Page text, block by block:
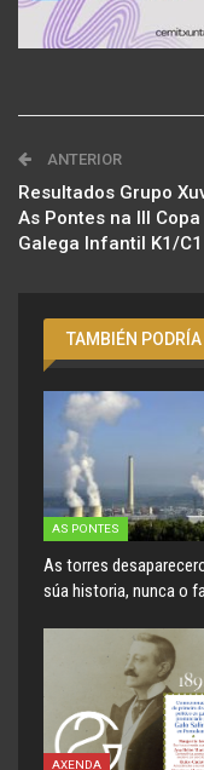
ANTERIOR
Resultados Grupo
As Pontes na III Copa
Galega Infantil K1/C1
TAMBIÉN
AS PONTES
As torres
súa historia, nunca o
AXENDA